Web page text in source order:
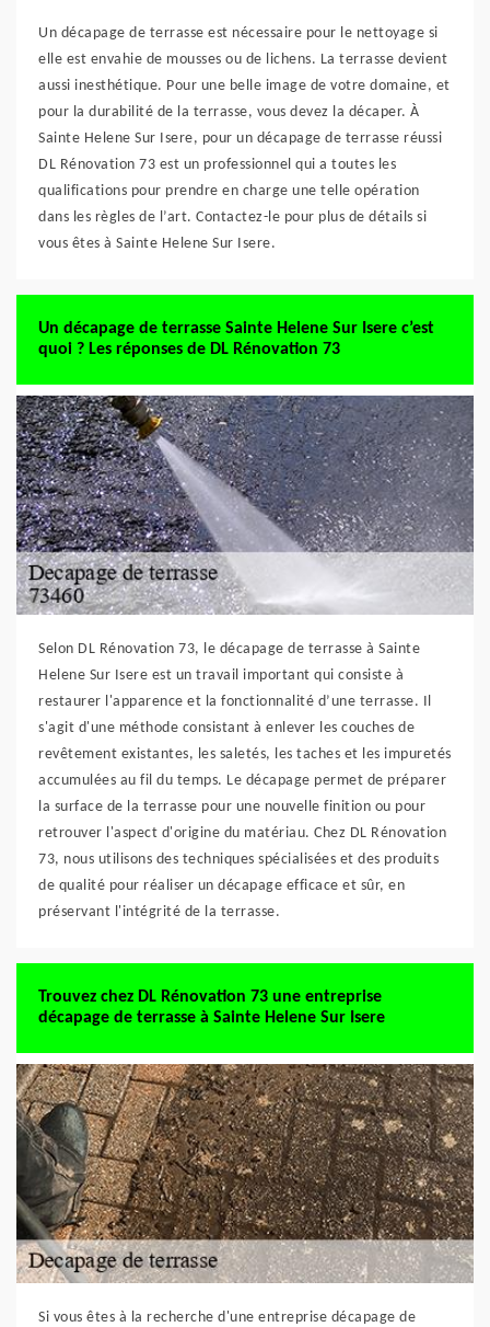
Un décapage de terrasse est nécessaire pour le nettoyage si
elle est envahie de mousses ou de lichens. La terrasse devient
aussi inesthétique. Pour une belle image de votre domaine, et
pour la durabilité de la terrasse, vous devez la décaper. À
Sainte Helene Sur Isere, pour un décapage de terrasse réussi
DL Rénovation 73 est un professionnel qui a toutes les
qualifications pour prendre en charge une telle opération
dans les règles de l’art. Contactez-le pour plus de détails si
vous êtes à Sainte Helene Sur Isere.
Un décapage de terrasse Sainte Helene Sur Isere c’est
quoi ? Les réponses de DL Rénovation 73
Selon DL Rénovation 73, le décapage de terrasse à Sainte
Helene Sur Isere est un travail important qui consiste à
restaurer l'apparence et la fonctionnalité d’une terrasse. Il
s'agit d'une méthode consistant à enlever les couches de
revêtement existantes, les saletés, les taches et les impuretés
accumulées au fil du temps. Le décapage permet de préparer
la surface de la terrasse pour une nouvelle finition ou pour
retrouver l'aspect d'origine du matériau. Chez DL Rénovation
73, nous utilisons des techniques spécialisées et des produits
de qualité pour réaliser un décapage efficace et sûr, en
préservant l'intégrité de la terrasse.
Trouvez chez DL Rénovation 73 une entreprise
décapage de terrasse à Sainte Helene Sur Isere
Si vous êtes à la recherche d'une entreprise décapage de